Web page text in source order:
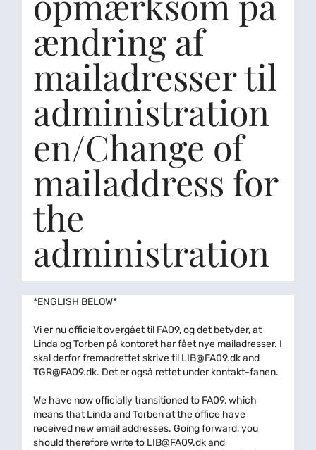
ændring af
mailadresser til
administration
en/Change of
mailaddress for
the
administration
*ENGLISH BELOW*
Vi er nu officielt overgået til FA09, og det betyder, at
Linda og Torben på kontoret har fået nye mailadresser. I
skal derfor fremadrettet skrive til LIB@FA09.dkand
TGR@FA09.dk. Det er også rettet under kontakt-fanen.
We have now officially transitioned to FA09, which
means that Linda and Torben at the office have
received new email addresses. Going forward, you
should therefore write to LIB@FA09.dkand